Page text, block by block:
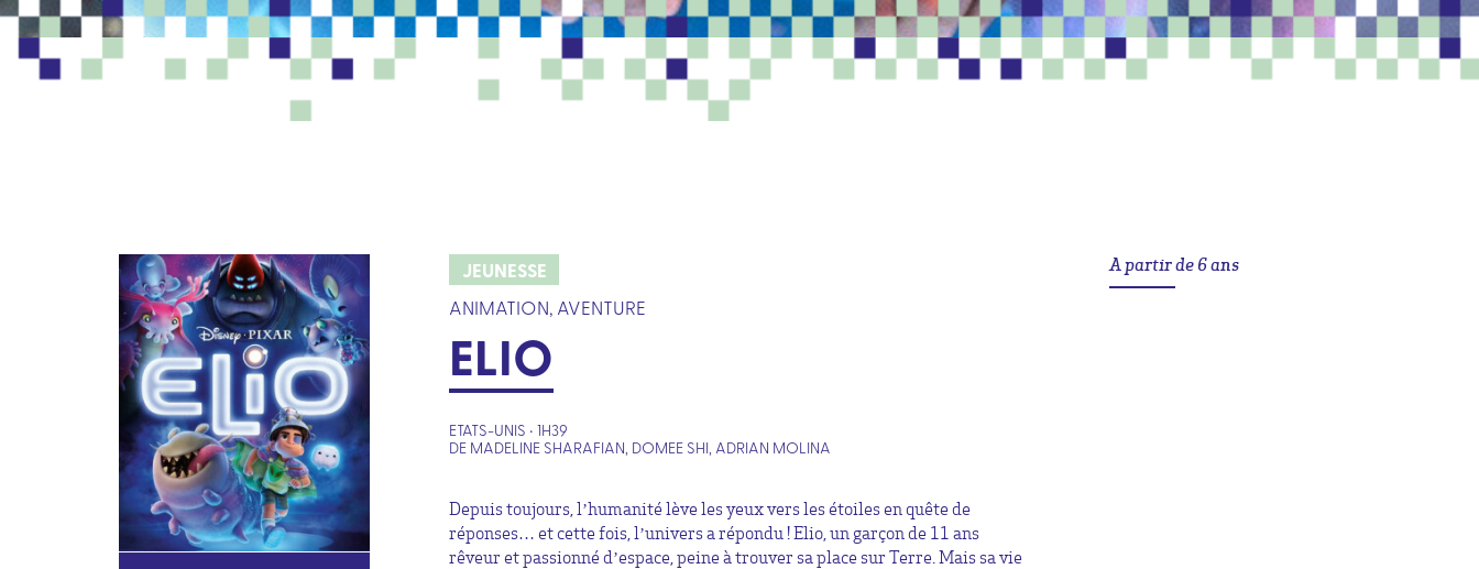
JEUNESSE
ANIMATION, AVENTURE
ELIO
ETATS-UNIS • 1H39
DE MADELINE SHARAFIAN, DOMEE SHI, ADRIAN MOLINA
Depuis toujours, l’humanité lève les yeux vers les étoiles en quête de
réponses… et cette fois, l’univers a répondu ! Elio, un garçon de 11 ans
rêveur et passionné d’espace, peine à trouver sa place sur Terre. Mais sa vie
A partir de 6 ans